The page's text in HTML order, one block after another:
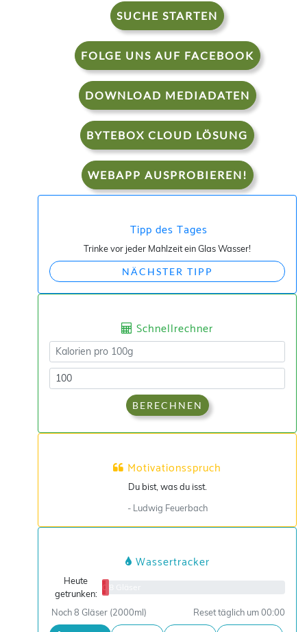
SUCHE STARTEN
FOLGE UNS AUF FACEBOOK
DOWNLOAD MEDIADATEN
BYTEBOX CLOUD LÖSUNG
WEBAPP AUSPROBIEREN!
Tipp des Tages
Trinke vor jeder Mahlzeit ein Glas Wasser!
NÄCHSTER TIPP
Schnellrechner
BERECHNEN
Motivationsspruch
Du bist, was du isst.
- Ludwig Feuerbach
Wassertracker
Heute
getrunken:
0/8 Gläser
Noch 8 Gläser (2000ml) Reset täglich um 00:00